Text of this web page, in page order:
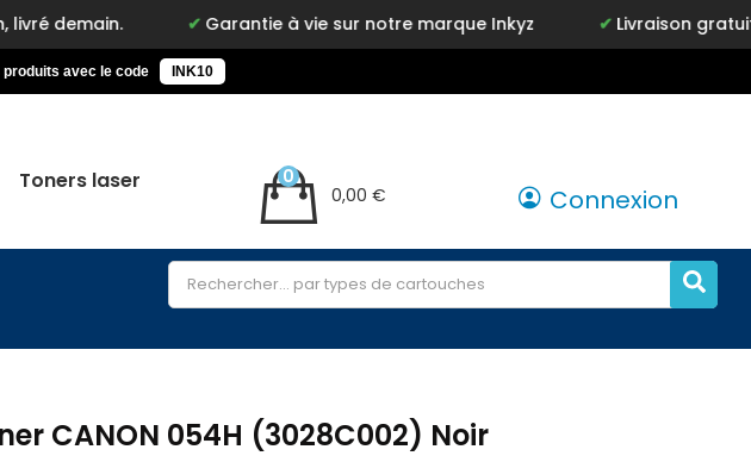
Garantie à vie sur notre marque Inkyz Livraison gratuite en point
avec le code INK10
Toners laser
0,00 €
0
Connexion
CANON 054H (3028C002) Noir